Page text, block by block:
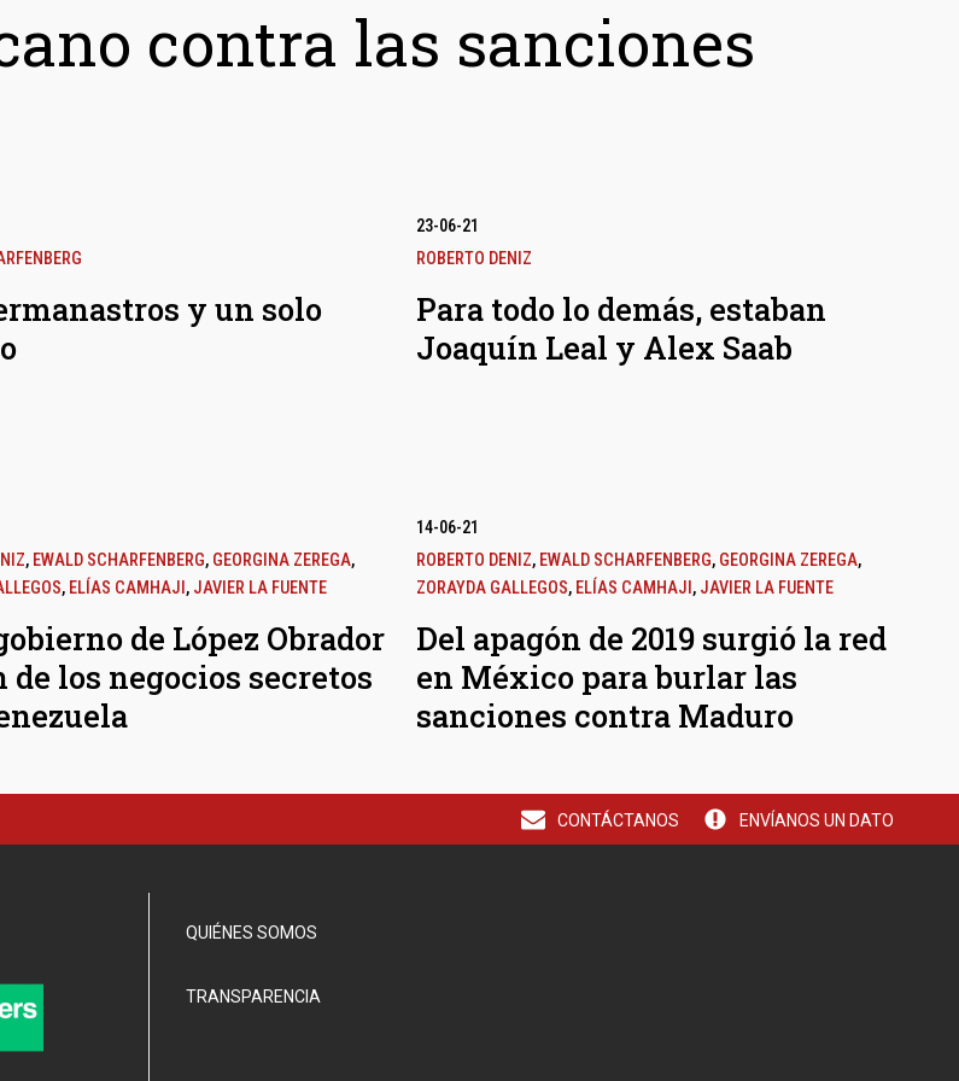
contra las sanciones
y un solo
23-06-21
ROBERTO DENIZ
Para todo lo demás, estaban
Joaquín Leal y Alex Saab
, EWALD SCHARFENBERG, GEORGINA ZEREGA,
, ELÍAS CAMHAJI , JAVIER LA FUENTE
de López Obrador
de los negocios secretos
14-06-21
ROBERTO DENIZ, EWALD SCHARFENBERG, GEORGINA ZEREGA,
ZORAYDA GALLEGOS, ELÍAS CAMHAJI , JAVIER LA FUENTE
Del apagón de 2019 surgió la red
en México para burlar las
sanciones contra Maduro
CONTÁCTANOS ENVÍANOS UN DATO
QUIÉNES SOMOS
TRANSPARENCIA